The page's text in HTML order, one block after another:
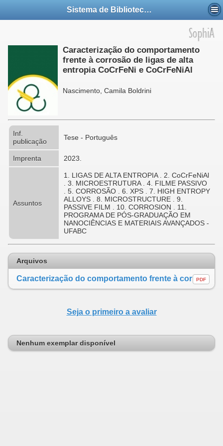
Sistema de Bibliotecas da UFABC
Caracterização do comportamento
frente à corrosão de ligas de alta
entropia CoCrFeNi e CoCrFeNiAl
Nascimento, Camila Boldrini
Inf.
publicação
Tese - Português
Imprenta 2023.
Assuntos
1. LIGAS DE ALTA ENTROPIA . 2. CoCrFeNiAl
. 3. MICROESTRUTURA . 4. FILME PASSIVO
. 5. CORROSÃO . 6. XPS . 7. HIGH ENTROPY
ALLOYS . 8. MICROSTRUCTURE . 9.
PASSIVE FILM . 10. CORROSION . 11.
PROGRAMA DE PÓS-GRADUAÇÃO EM
NANOCIÊNCIAS E MATERIAIS AVANÇADOS -
UFABC
Arquivos
Caracterização do comportamento frente à corrosão de ligas de alta entropia CoCrFeNi e CoCrFeNiAl
PDF
Seja o primeiro a avaliar
Nenhum exemplar disponível